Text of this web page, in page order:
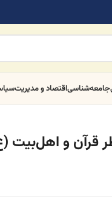
جامعه‌شناسیاقتصاد و مدیریت
قرآن و اهل‌بیت